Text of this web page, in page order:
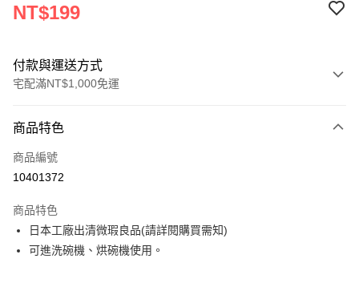
NT$199
付款與運送方式
宅配滿NT$1,000免運
信用卡一次付款
LINE Pay
運送方式
商品特色
商品編號
10401372
商品特色
日本工廠出清微瑕良品(請詳閱購買需知)
可進洗碗機、烘碗機使用。